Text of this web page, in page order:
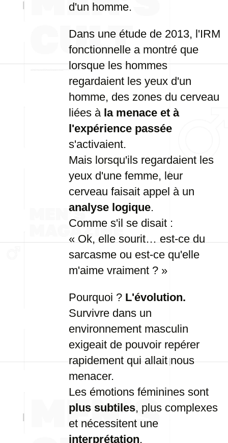
d'un homme.
Dans une étude de 2013, l'IRM
fonctionnelle a montré que
lorsque les hommes
regardaient les yeux d'un
homme, des zones du cerveau
liées à la menace et à
l'expérience passée
s'activaient.
Mais lorsqu'ils regardaient les
yeux d'une femme, leur
cerveau faisait appel à un
analyse logique.
Comme s'il se disait :
« Ok, elle sourit… est-ce du
sarcasme ou est-ce qu'elle
m'aime vraiment ? »
Pourquoi ? L'évolution.
Survivre dans un
environnement masculin
exigeait de pouvoir repérer
rapidement qui allait nous
menacer.
Les émotions féminines sont
plus subtiles, plus complexes
et nécessitent une
interprétation.